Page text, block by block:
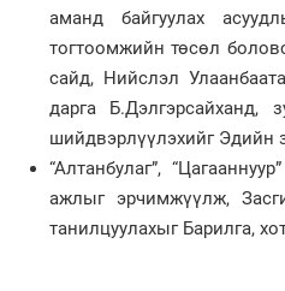
аманд байгуулах
тогтоомжийн төсөл
сайд, Нийслэл
дарга Б.Дэлгэрсайханд,
шийдвэрлүүлэхийг Эдийн
“Алтанбулаг”,
ажлыг эрчимжүүлж,
танилцуулахыг Барилга,